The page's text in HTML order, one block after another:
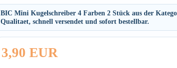
BIC Mini Kugelschreiber 4 Farben 2 Stück aus der
Qualitaet, schnell versendet und sofort bestellbar.
3,90 EUR